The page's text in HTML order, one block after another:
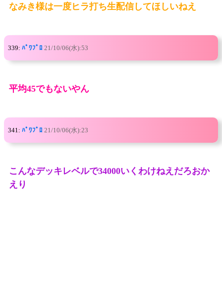
なみき様は一度ヒラ打ち生配信してほしいねえ
339: ﾊﾟﾜﾌﾟﾛ 21/10/06(水):53
平均45でもないやん
341: ﾊﾟﾜﾌﾟﾛ 21/10/06(水):23
こんなデッキレベルで34000いくわけねえだろおか
えり